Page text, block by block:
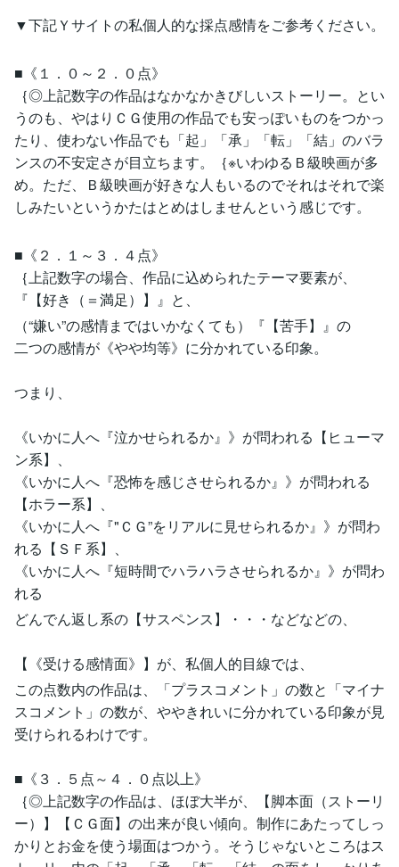
▼下記Ｙサイトの私個人的な採点感情をご参考ください。
■《１．０～２．０点》
｛◎上記数字の作品はなかなかきびしいストーリー。とい
うのも、やはりＣＧ使用の作品でも安っぽいものをつかっ
たり、使わない作品でも「起」「承」「転」「結」のバラ
ンスの不安定さが目立ちます。｛※いわゆるＢ級映画が多
め。ただ、Ｂ級映画が好きな人もいるのでそれはそれで楽
しみたいというかたはとめはしませんという感じです。
■《２．１～３．４点》
｛上記数字の場合、作品に込められたテーマ要素が、
『【好き（＝満足）】』と、
（“嫌い”の感情まではいかなくても）『【苦手】』の
二つの感情が《やや均等》に分かれている印象。
つまり、
《いかに人へ『泣かせられるか』》が問われる【ヒューマ
ン系】、
《いかに人へ『恐怖を感じさせられるか』》が問われる
【ホラー系】、
《いかに人へ『"ＣＧ”をリアルに見せられるか』》が問わ
れる【ＳＦ系】、
《いかに人へ『短時間でハラハラさせられるか』》が問わ
れる
どんでん返し系の【サスペンス】・・・などなどの、
【《受ける感情面》】が、私個人的目線では、
この点数内の作品は、「プラスコメント」の数と「マイナ
スコメント」の数が、ややきれいに分かれている印象が見
受けられるわけです。
■《３．５点～４．０点以上》
｛◎上記数字の作品は、ほぼ大半が、【脚本面（ストーリ
ー）】【ＣＧ面】の出来が良い傾向。制作にあたってしっ
かりとお金を使う場面はつかう。そうじゃないところはス